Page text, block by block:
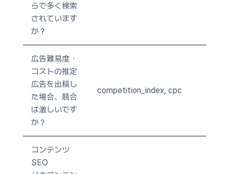
らで多く検索
されています
か？
広告難易度・
コストの推定
広告を出稿し
た場合、競合
は激しいです
か？
competition_index, cpc
コンテンツ
SEO